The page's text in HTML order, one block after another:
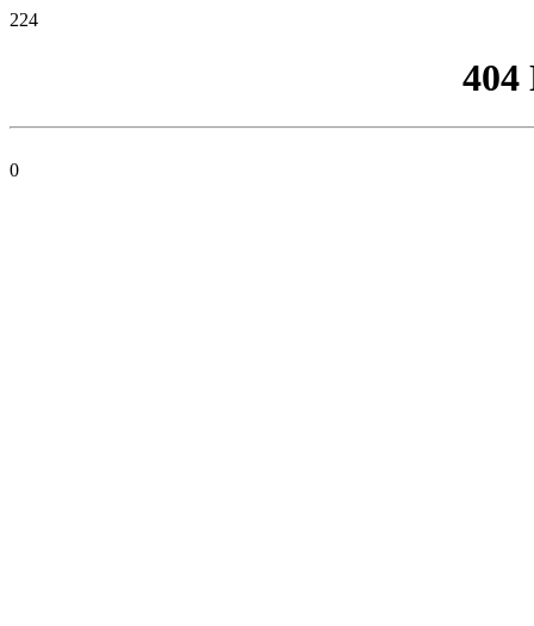
224
404
0